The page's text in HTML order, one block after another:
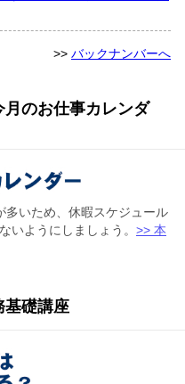
>> バックナンバーへ
のお仕事カレンダ
多いため、休暇スケジュール
いようにしましょう。 >> 本
基礎講座